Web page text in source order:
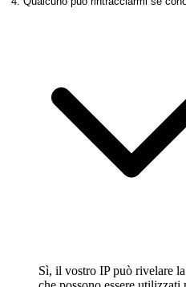
Sì, il vostro IP può rivelare